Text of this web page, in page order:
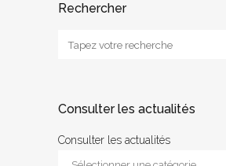
Rechercher
Consulter les actualités
Consulter les actualités